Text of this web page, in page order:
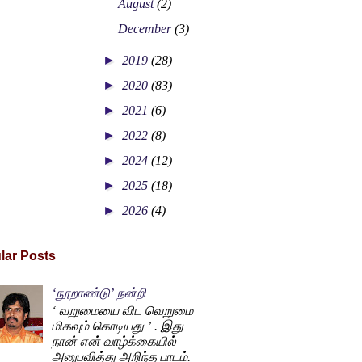
August(2)
December(3)
► 2019 (28)
► 2020 (83)
► 2021 (6)
► 2022 (8)
► 2024 (12)
► 2025 (18)
► 2026 (4)
Posts
‘நூறாண்டு’ நன்றி
‘ வறுமையை விட வெறுமை
மிகவும் கொடியது ’ . இது
நான் என் வாழ்க்கையில்
அனுபவித்து அறிந்த பாடம்.